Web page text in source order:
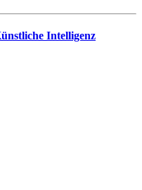
Intelligenz